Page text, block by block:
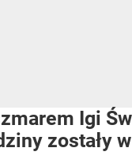
Igi
zostały